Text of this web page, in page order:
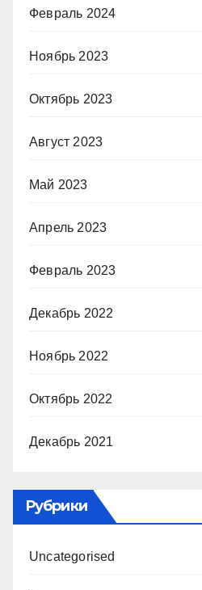
Февраль 2024
Ноябрь 2023
Октябрь 2023
Август 2023
Май 2023
Апрель 2023
Февраль 2023
Декабрь 2022
Ноябрь 2022
Октябрь 2022
Декабрь 2021
Рубрики
Uncategorised